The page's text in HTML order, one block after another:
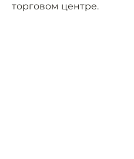
торговом центре.